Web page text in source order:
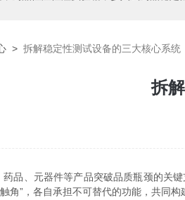
> 拆解稳定性测试设备的三大核心系统
拆
、元器件等产品突破品质瓶颈的关键
触角”，各自承担不可替代的功能，共同